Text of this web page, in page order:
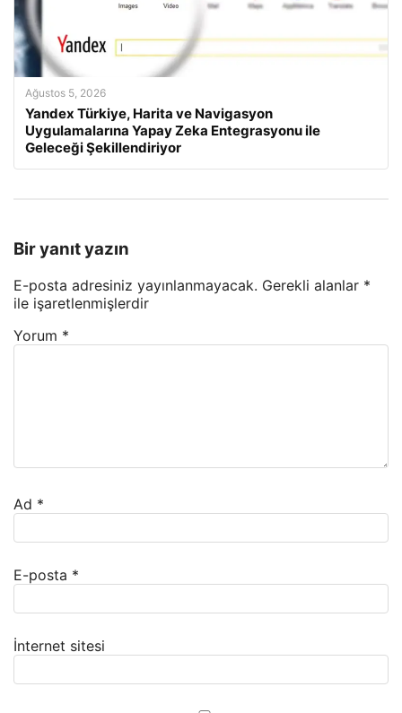
Ağustos 5, 2026
Yandex Türkiye, Harita ve Navigasyon
Uygulamalarına Yapay Zeka Entegrasyonu ile
Geleceği Şekillendiriyor
Bir yanıt yazın
E-posta adresiniz yayınlanmayacak. Gerekli alanlar *
ile işaretlenmişlerdir
Yorum *
Ad *
E-posta *
İnternet sitesi